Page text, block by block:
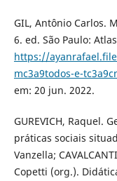
GIL, Antônio Carlos.
6. ed. São Paulo:
https://
mc3a9todos-e-
em: 20 jun. 2022.
GUREVICH, Raquel.
práticas sociais
Vanzella;
Copetti (org.).